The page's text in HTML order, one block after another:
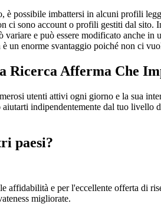
è possibile imbattersi in alcuni profili
ci sono account o profili gestiti dal sito.
e può essere modificato anche
un enorme svantaggio poiché non ci
Afferma Che
utenti attivi ogni giorno e la sua
indipendentemente dal tuo
paesi?
e per l'eccellente offerta di
migliorate.